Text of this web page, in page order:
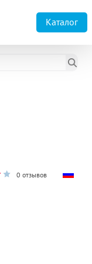
Каталог
0 отзывов